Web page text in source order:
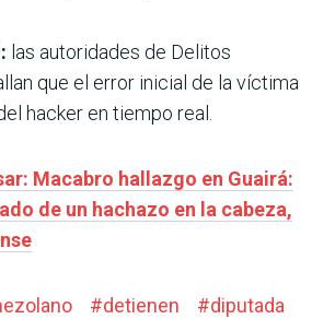
las autoridades de Delitos
que el error inicial de la víctima
hacker en tiempo real.
Macabro hallazgo en Guairá:
de un hachazo en la cabeza,
#detienen #diputada